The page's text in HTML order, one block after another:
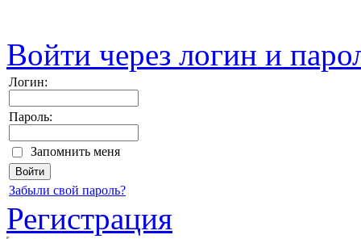
Войти через логин и
Логин:
Пароль:
Запомнить меня
Забыли свой пароль?
Регистрация